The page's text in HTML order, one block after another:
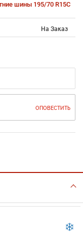
шины 195/70 R15C
На Заказ
ОПОВЕСТИТЬ